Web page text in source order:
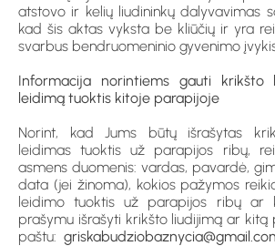
atstovo ir kelių liudininkų dalyvavimas
kad šis aktas vyksta be kliūčių ir yra
svarbus bendruomeninio gyvenimo
Informacija norintiems gauti krikšto
leidimą tuoktis kitoje parapijoje
Norint, kad Jums būtų išrašytas
leidimas tuoktis už parapijos ribų,
asmens duomenis: vardas, pavardė,
data (jei žinoma), kokios pažymos
leidimo tuoktis už parapijos ribų ar
prašymu išrašyti krikšto liudijimą ar kitą
paštu: